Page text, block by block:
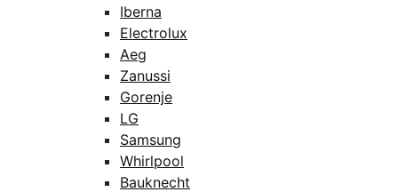
Iberna
Electrolux
Aeg
Zanussi
Gorenje
LG
Samsung
Whirlpool
Bauknecht